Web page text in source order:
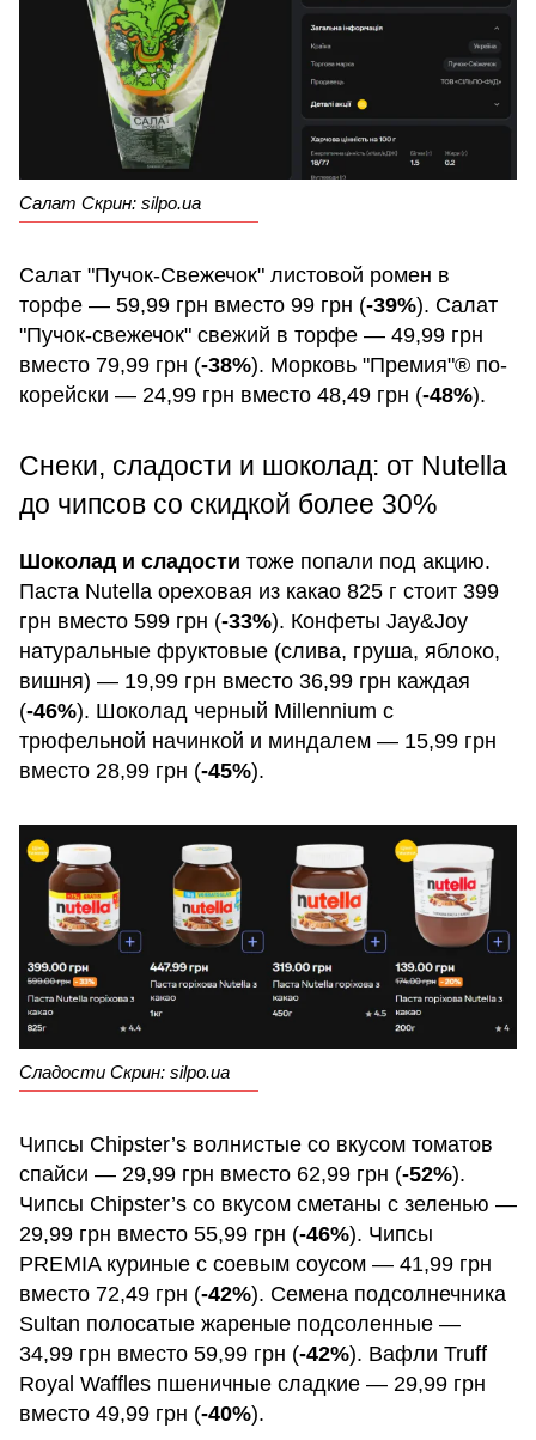
Салат Скрин: silpo.ua
Салат "Пучок-Свежечок" листовой ромен в
торфе — 59,99 грн вместо 99 грн (-39%). Салат
"Пучок-свежечок" свежий в торфе — 49,99 грн
вместо 79,99 грн (-38%). Морковь "Премия"® по-
корейски — 24,99 грн вместо 48,49 грн (-48%).
Снеки, сладости и шоколад: от Nutella
до чипсов со скидкой более 30%
Шоколад и сладости тоже попали под акцию.
Паста Nutella ореховая из какао 825 г стоит 399
грн вместо 599 грн (-33%). Конфеты Jay&Joy
натуральные фруктовые (слива, груша, яблоко,
вишня) — 19,99 грн вместо 36,99 грн каждая
(-46%). Шоколад черный Millennium с
трюфельной начинкой и миндалем — 15,99 грн
вместо 28,99 грн (-45%).
Сладости Скрин: silpo.ua
Чипсы Chipster’s волнистые со вкусом томатов
спайси — 29,99 грн вместо 62,99 грн (-52%).
Чипсы Chipster’s со вкусом сметаны с зеленью —
29,99 грн вместо 55,99 грн (-46%). Чипсы
PREMIA куриные с соевым соусом — 41,99 грн
вместо 72,49 грн (-42%). Семена подсолнечника
Sultan полосатые жареные подсоленные —
34,99 грн вместо 59,99 грн (-42%). Вафли Truff
Royal Waffles пшеничные сладкие — 29,99 грн
вместо 49,99 грн (-40%).